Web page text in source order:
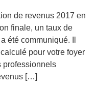
de revenus 2017 en
finale, un taux de
été communiqué. Il
pour votre foyer
professionnels
[…]